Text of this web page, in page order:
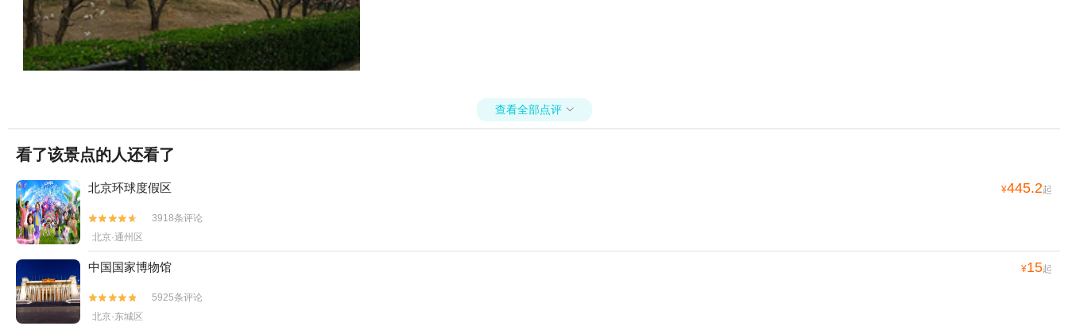
查看全部点评 
看了该景点的人还看了
北京环球度假区 ¥445.2起


3918条评论
北京·通州区
中国国家博物馆 ¥15起


5925条评论
北京·东城区